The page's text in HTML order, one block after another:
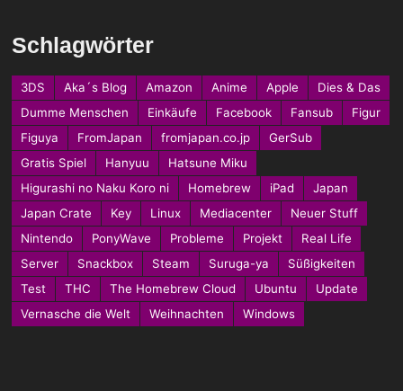
Schlagwörter
3DS Aka´s Blog Amazon Anime Apple
Dies & Das
Dumme Menschen
Einkäufe Facebook Fansub
Figur
Figuya
FromJapan fromjapan.co.jp
GerSub
Gratis Spiel
Hanyuu
Hatsune Miku
Higurashi no Naku Koro ni
Homebrew iPad
Japan
Japan Crate
Key Linux Mediacenter
Neuer Stuff
Nintendo
PonyWave Probleme Projekt
Real Life
Server
Snackbox Steam Suruga-ya
Süßigkeiten
Test
THC The Homebrew Cloud Ubuntu
Update
Vernasche die Welt
Weihnachten Windows